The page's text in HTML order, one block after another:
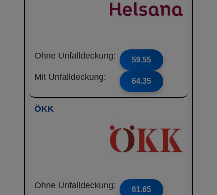
Ohne Unfalldeckung: 59.55
Mit Unfalldeckung: 64.35
ÖKK
Ohne Unfalldeckung: 61.65